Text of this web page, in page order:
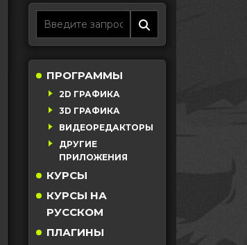
ПРОГРАММЫ
2D ГРАФИКА
3D ГРАФИКА
ВИДЕОРЕДАКТОРЫ
ДРУГИЕ
ПРИЛОЖЕНИЯ
КУРСЫ
КУРСЫ НА
РУССКОМ
ПЛАГИНЫ